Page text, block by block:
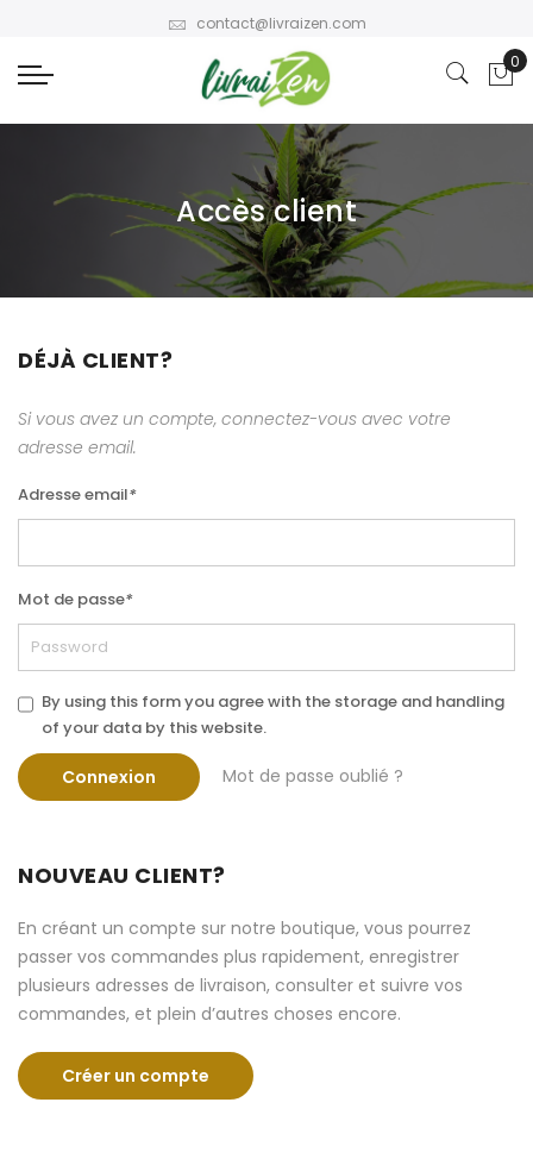
contact@livraizen.com
Accès client
DÉJÀ CLIENT?
Si vous avez un compte, connectez-vous avec votre
adresse email.
Adresse email*
Mot de passe*
By using this form you agree with the storage and handling
of your data by this website.
Connexion Mot de passe oublié ?
NOUVEAU CLIENT?
En créant un compte sur notre boutique, vous pourrez
passer vos commandes plus rapidement, enregistrer
plusieurs adresses de livraison, consulter et suivre vos
commandes, et plein d’autres choses encore.
Créer un compte